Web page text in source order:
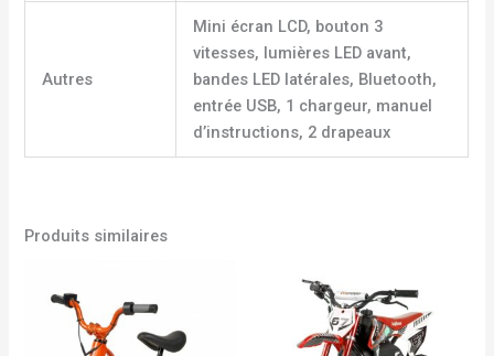
Autres
Mini écran LCD, bouton 3
vitesses, lumières LED avant,
bandes LED latérales, Bluetooth,
entrée USB, 1 chargeur, manuel
d’instructions, 2 drapeaux
Produits similaires